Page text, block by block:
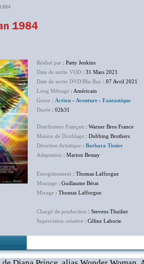
Réalisé par : Patty Jenkins
Date de sortie VOD : 31 Mars 2021
Date de sortie DVD/Blu-Ray : 07 Avril 2021
Long Métrage : Américain
Genre : Action - Aventure - Fantastique
Durée : 02h31
Distributeur Français : Warner Bros France
Maison de Doublage : Dubbing Brothers
Direction Artistique : Barbara Tissier
Adaptation : Marion Bessay
Enregistrement : Thomas Lafforgue
Montage : Guillaume Bérat
Mixage : Thomas Lafforgue
Chargé de production : Stevens Thuilier
Supervision créative : Céline Laborie